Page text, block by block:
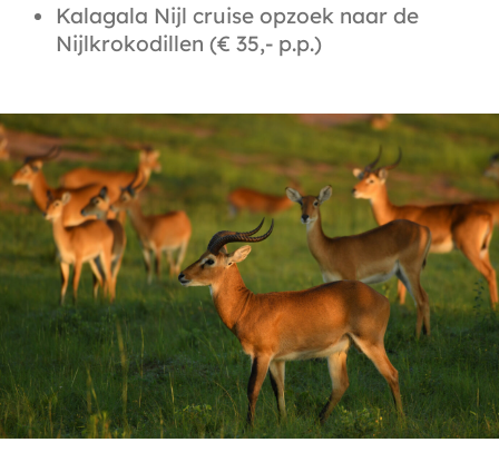
Kalagala Nijl cruise opzoek naar de
Nijlkrokodillen (€ 35,- p.p.)